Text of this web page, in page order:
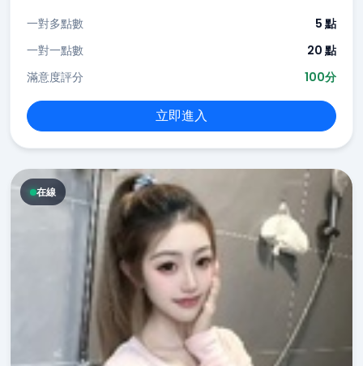
一對多點數
5 點
一對一點數
20 點
滿意度評分
100分
立即進入
在線